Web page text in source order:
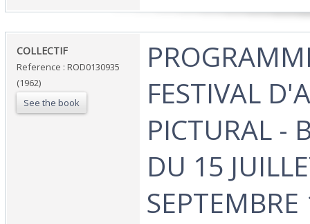
‎COLLECTIF‎
Reference : ROD0130935
(1962)
See the book
FESTIVAL
PICTURAL -
DU 15